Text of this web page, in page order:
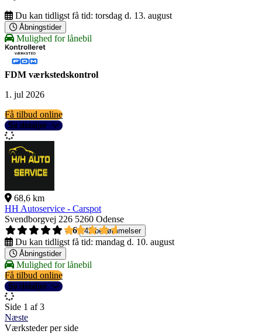
Du kan tidligst få tid: torsdag d. 13. august
Åbningstider
Mulighed for lånebil
FDM værkstedskontrol
1. jul 2026
Få tilbud online
Se detaljer
68,6 km
HH Autoservice - Carspot
Svendborgvej 226 5260 Odense
4,6
42 bedømmelser
Du kan tidligst få tid: mandag d. 10. august
Åbningstider
Mulighed for lånebil
Få tilbud online
Se detaljer
Side 1 af 3
Næste
Værksteder per side